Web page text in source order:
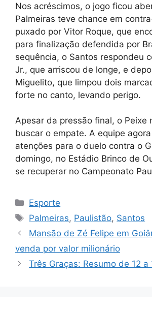
Nos acréscimos, o jogo ficou
Palmeiras teve chance em
puxado por Vitor Roque, que
para finalização defendida por
sequência, o Santos respondeu
Jr., que arriscou de longe, e
Miguelito, que limpou dois
forte no canto, levando perigo.
Apesar da pressão final, o Peixe
buscar o empate. A equipe
atenções para o duelo contra o
domingo, no Estádio Brinco de
se recuperar no Campeonato
Categorias
Esporte
Tags
Palmeiras, Paulistão, Santos
Mansão de Zé Felipe em
venda por valor milionário
Três Graças: Resumo de 12 a